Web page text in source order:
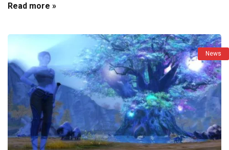
Read more »
News